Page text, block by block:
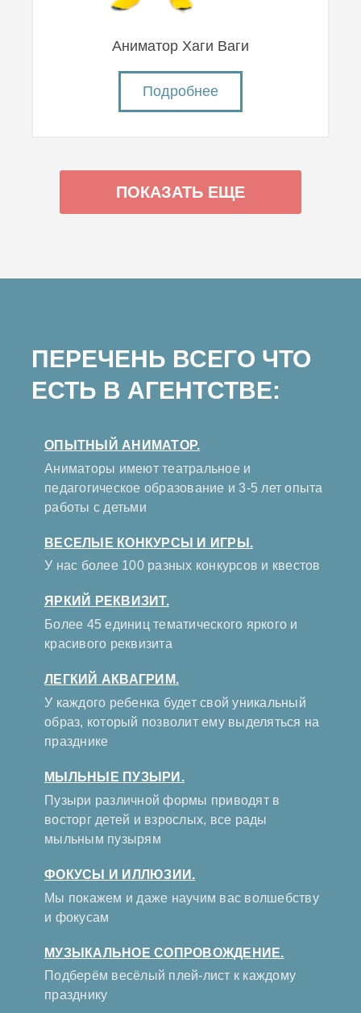
Аниматор Хаги Ваги
Подробнее
ПОКАЗАТЬ ЕЩЕ
ПЕРЕЧЕНЬ ВСЕГО ЧТО
ЕСТЬ В АГЕНТСТВЕ:
ОПЫТНЫЙ АНИМАТОР.
Аниматоры имеют театральное и
педагогическое образование и 3-5 лет опыта
работы с детьми
ВЕСЕЛЫЕ КОНКУРСЫ И ИГРЫ.
У нас более 100 разных конкурсов и квестов
ЯРКИЙ РЕКВИЗИТ.
Более 45 единиц тематического яркого и
красивого реквизита
ЛЕГКИЙ АКВАГРИМ.
У каждого ребенка будет свой уникальный
образ, который позволит ему выделяться на
празднике
МЫЛЬНЫЕ ПУЗЫРИ.
Пузыри различной формы приводят в
восторг детей и взрослых, все рады
мыльным пузырям
ФОКУСЫ И ИЛЛЮЗИИ.
Мы покажем и даже научим вас волшебству
и фокусам
МУЗЫКАЛЬНОЕ СОПРОВОЖДЕНИЕ.
Подберём весёлый плей-лист к каждому
празднику